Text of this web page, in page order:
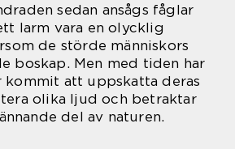
sedan ansågs fåglar
larm vara en olycklig
de störde människors
boskap. Men med tiden har
kommit att uppskatta deras
olika ljud och betraktar
del av naturen.